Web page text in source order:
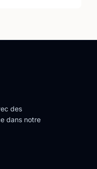
des
dans notre